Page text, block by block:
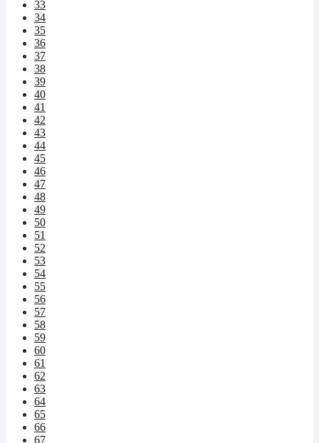
33
34
35
36
37
38
39
40
41
42
43
44
45
46
47
48
49
50
51
52
53
54
55
56
57
58
59
60
61
62
63
64
65
66
67